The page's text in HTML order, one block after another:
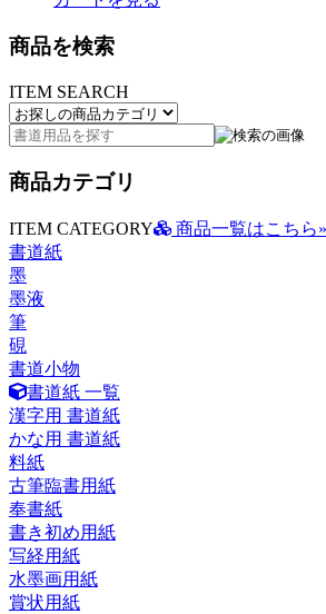
商品を検索
ITEM SEARCH
商品カテゴリ
ITEM CATEGORY
商品一覧はこちら»
書道紙
墨
墨液
筆
硯
書道小物
書道紙 一覧
漢字用 書道紙
かな用 書道紙
料紙
古筆臨書用紙
奉書紙
書き初め用紙
写経用紙
水墨画用紙
賞状用紙